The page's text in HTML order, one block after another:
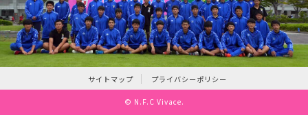
サイトマップ プライバシーポリシー
© N.F.C Vivace.